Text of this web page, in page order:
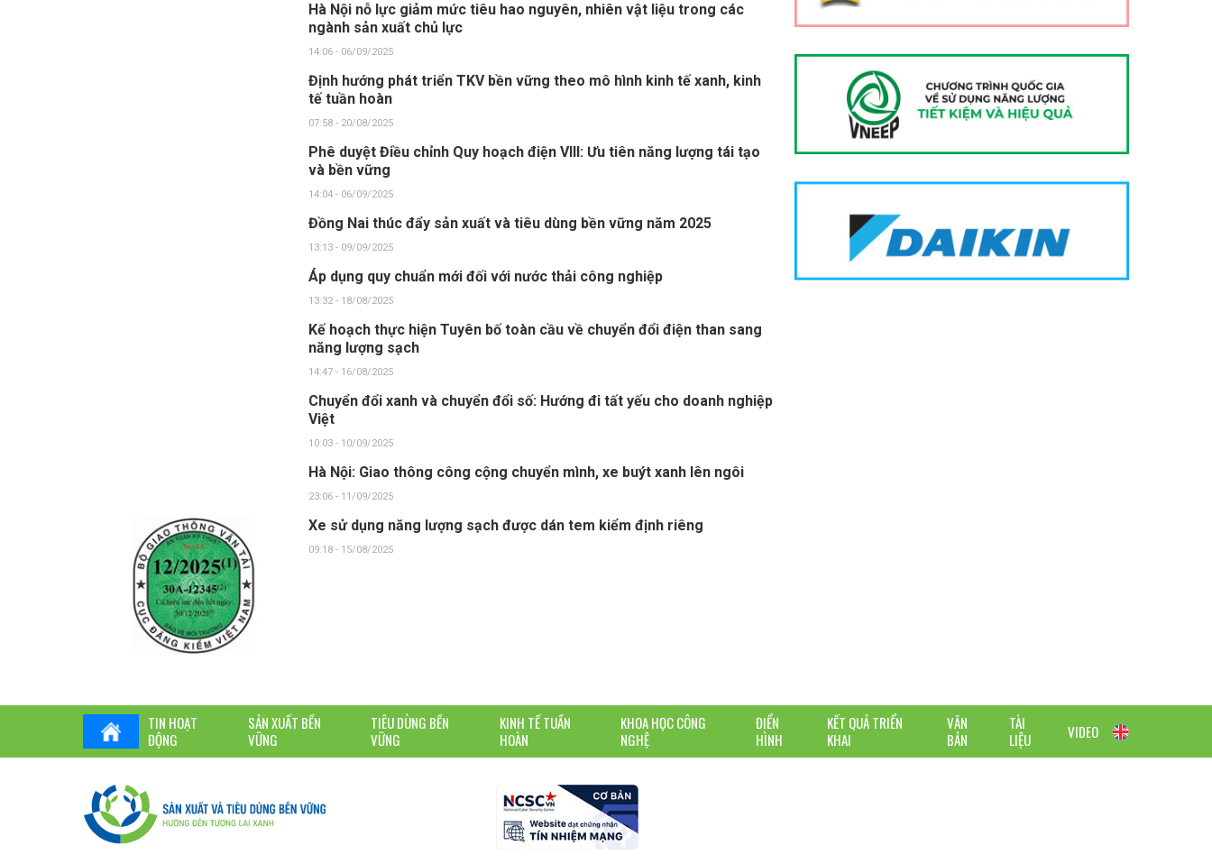
Hà Nội nỗ lực giảm mức tiêu hao nguyên, nhiên vật liệu trong các
ngành sản xuất chủ lực
14:06 - 06/09/2025
Định hướng phát triển TKV bền vững theo mô hình kinh tế xanh, kinh
tế tuần hoàn
07:58 - 20/08/2025
Phê duyệt Điều chỉnh Quy hoạch điện VIII: Ưu tiên năng lượng tái tạo
và bền vững
14:04 - 06/09/2025
Đồng Nai thúc đẩy sản xuất và tiêu dùng bền vững năm 2025
13:13 - 09/09/2025
Áp dụng quy chuẩn mới đối với nước thải công nghiệp
13:32 - 18/08/2025
Kế hoạch thực hiện Tuyên bố toàn cầu về chuyển đổi điện than sang
năng lượng sạch
14:47 - 16/08/2025
Chuyển đổi xanh và chuyển đổi số: Hướng đi tất yếu cho doanh nghiệp
Việt
10:03 - 10/09/2025
Hà Nội: Giao thông công cộng chuyển mình, xe buýt xanh lên ngôi
23:06 - 11/09/2025
Xe sử dụng năng lượng sạch được dán tem kiểm định riêng
09:18 - 15/08/2025
TIN HOẠT
ĐỘNG
SẢN XUẤT BỀN
VỮNG
TIÊU DÙNG BỀN
VỮNG
KINH TẾ TUẦN
HOÀN
KHOA HỌC CÔNG
NGHỆ
ĐIỂN
HÌNH
KẾT QUẢ TRIỂN
KHAI
VĂN
BẢN
TÀI
LIỆU
VIDEO